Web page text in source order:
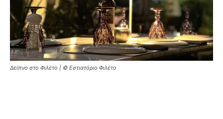
Δείπνο στο Φιλέτο | © Εστιατόριο Φιλέτο